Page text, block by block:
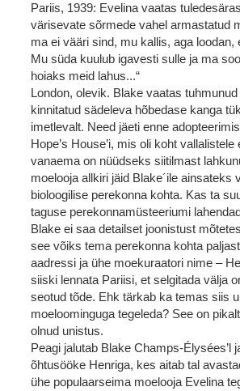
Pariis, 1939: Evelina vaatas
värisevate sõrmede vahel armastatud
ma ei vääri sind, mu kallis, aga loodan,
Mu süda kuulub igavesti sulle ja ma
hoiaks meid lahus...“
London, olevik. Blake vaatas
kinnitatud sädeleva hõbedase kanga
imetlevalt. Need jäeti enne
Hope’s House’i, mis oli koht
vanaema on nüüdseks siitilmast
moelooja allkiri jäid Blake´ile ainsateks
bioloogilise perekonna kohta. Kas ta
taguse perekonnamüsteeriumi
Blake ei saa detailset joonistust
see võiks tema perekonna kohta
aadressi ja ühe moekuraatori nime –
siiski lennata Pariisi, et selgitada välja
seotud tõde. Ehk tärkab ka temas siis
moeloominguga tegeleda? See on
olnud unistus.
Peagi jalutab Blake Champs-Élysées’l
õhtusööke Henriga, kes aitab tal
ühe populaarseima moelooja Evelina